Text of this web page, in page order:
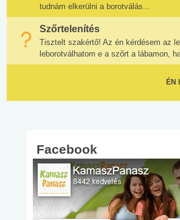
tudnám elkerülni a borotválás...
Szőrtelenítés
Tisztelt szakértő! Az én kérdésem az
leborotválhatom e a szőrt a lábamon,
ÉN
Facebook